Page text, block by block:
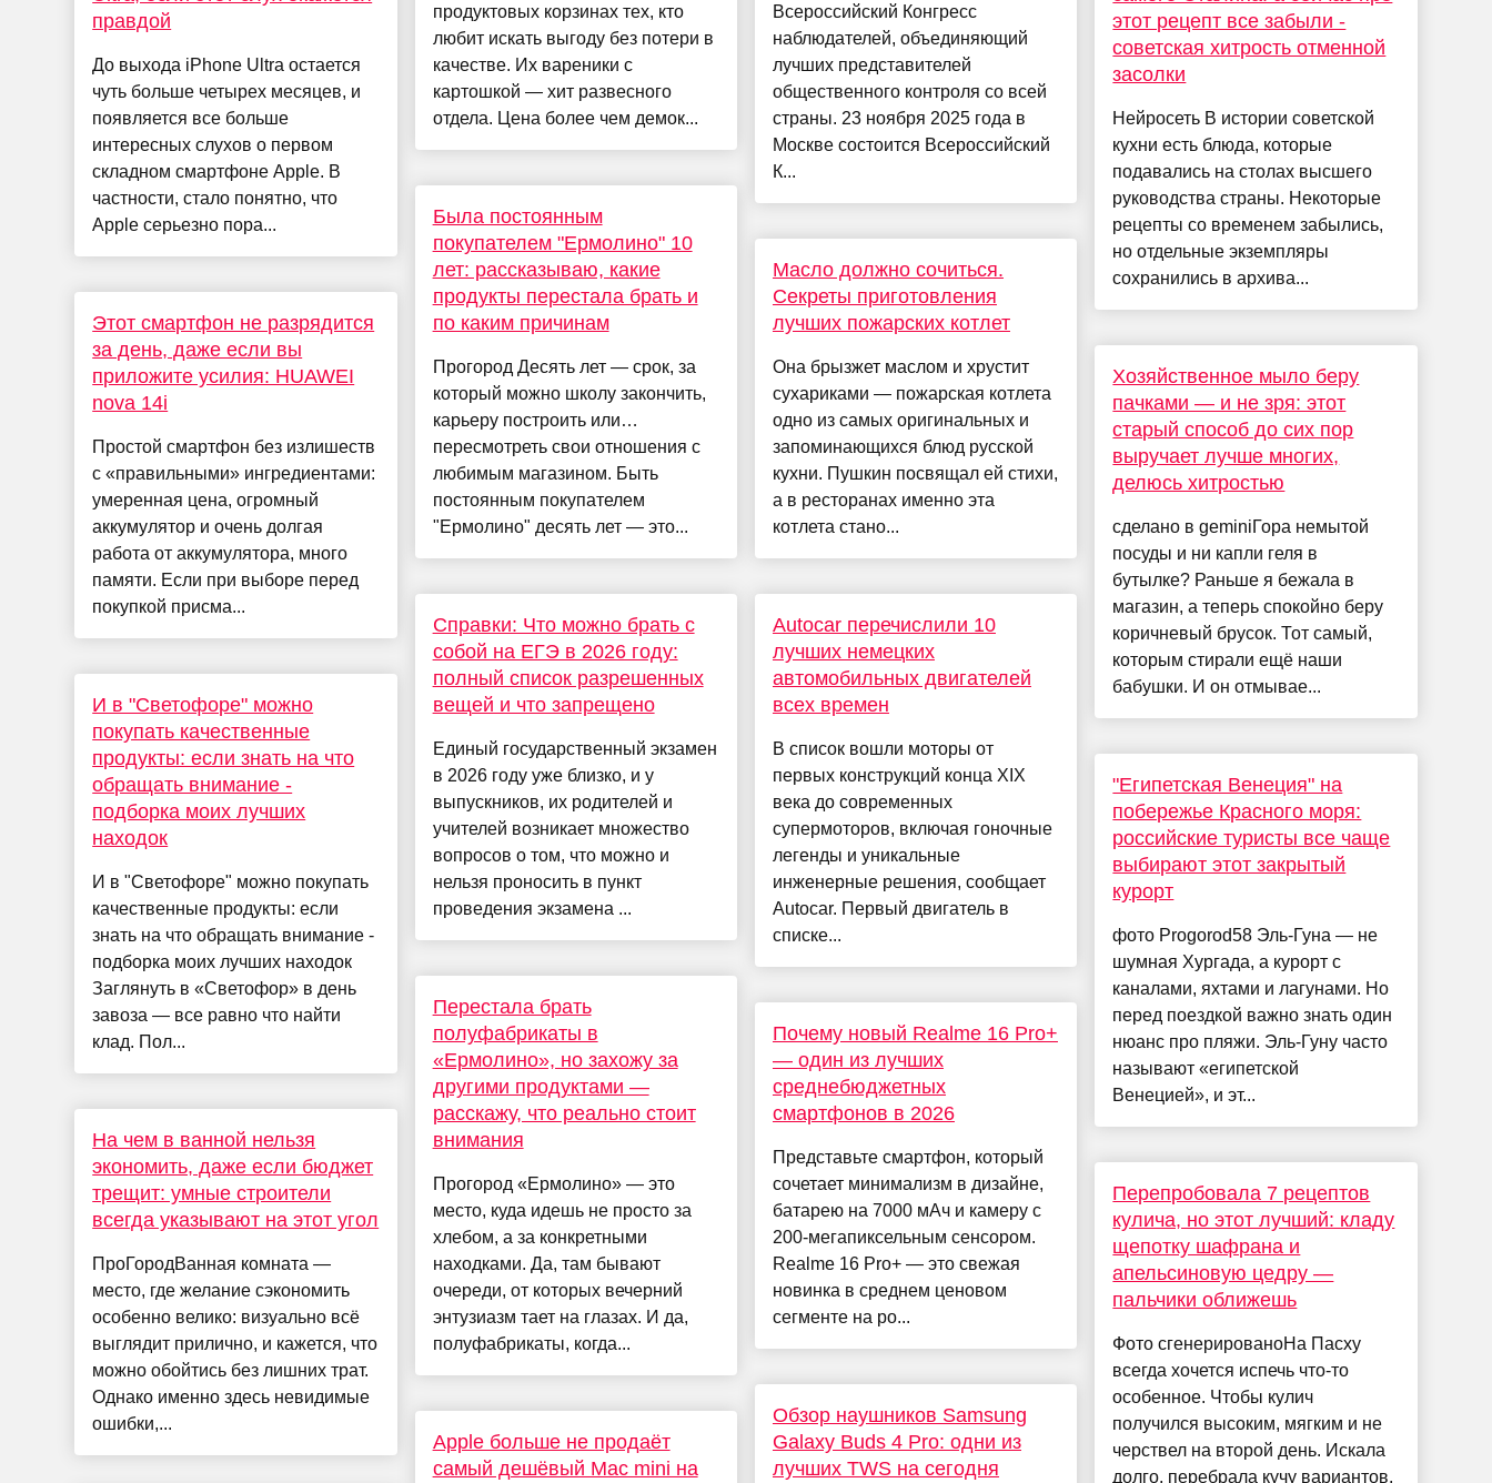
правдой
До выхода iPhone Ultra остается
чуть больше четырех месяцев, и
появляется все больше
интересных слухов о первом
складном смартфоне Apple. В
частности, стало понятно, что
Apple серьезно пора...
Этот смартфон не разрядится
за день, даже если вы
приложите усилия: HUAWEI
nova 14i
Простой смартфон без излишеств
с «правильными» ингредиентами:
умеренная цена, огромный
аккумулятор и очень долгая
работа от аккумулятора, много
памяти. Если при выборе перед
покупкой присма...
И в "Светофоре" можно
покупать качественные
продукты: если знать на что
обращать внимание -
подборка моих лучших
находок
И в "Светофоре" можно покупать
качественные продукты: если
знать на что обращать внимание -
подборка моих лучших находок
Заглянуть в «Светофор» в день
завоза — все равно что найти
клад. Пол...
На чем в ванной нельзя
экономить, даже если бюджет
трещит: умные строители
всегда указывают на этот угол
ПроГородВанная комната —
место, где желание сэкономить
особенно велико: визуально всё
выглядит прилично, и кажется, что
можно обойтись без лишних трат.
Однако именно здесь невидимые
ошибки,...
продуктовых корзинах тех, кто
любит искать выгоду без потери в
качестве. Их вареники с
картошкой — хит развесного
отдела. Цена более чем демок...
Была постоянным
покупателем "Ермолино" 10
лет: рассказываю, какие
продукты перестала брать и
по каким причинам
Прогород Десять лет — срок, за
который можно школу закончить,
карьеру построить или…
пересмотреть свои отношения с
любимым магазином. Быть
постоянным покупателем
"Ермолино" десять лет — это...
Справки: Что можно брать с
собой на ЕГЭ в 2026 году:
полный список разрешенных
вещей и что запрещено
Единый государственный экзамен
в 2026 году уже близко, и у
выпускников, их родителей и
учителей возникает множество
вопросов о том, что можно и
нельзя проносить в пункт
проведения экзамена ...
Перестала брать
полуфабрикаты в
«Ермолино», но захожу за
другими продуктами —
расскажу, что реально стоит
внимания
Прогород «Ермолино» — это
место, куда идешь не просто за
хлебом, а за конкретными
находками. Да, там бывают
очереди, от которых вечерний
энтузиазм тает на глазах. И да,
полуфабрикаты, когда...
Apple больше не продаёт
самый дешёвый Mac mini на
Всероссийский Конгресс
наблюдателей, объединяющий
лучших представителей
общественного контроля со всей
страны. 23 ноября 2025 года в
Москве состоится Всероссийский
К...
Масло должно сочиться.
Секреты приготовления
лучших пожарских котлет
Она брызжет маслом и хрустит
сухариками — пожарская котлета
одно из самых оригинальных и
запоминающихся блюд русской
кухни. Пушкин посвящал ей стихи,
а в ресторанах именно эта
котлета стано...
Autocar перечислили 10
лучших немецких
автомобильных двигателей
всех времен
В список вошли моторы от
первых конструкций конца XIX
века до современных
супермоторов, включая гоночные
легенды и уникальные
инженерные решения, сообщает
Autocar. Первый двигатель в
списке...
Почему новый Realme 16 Pro+
— один из лучших
среднебюджетных
смартфонов в 2026
Представьте смартфон, который
сочетает минимализм в дизайне,
батарею на 7000 мАч и камеру с
200-мегапиксельным сенсором.
Realme 16 Pro+ — это свежая
новинка в среднем ценовом
сегменте на ро...
Обзор наушников Samsung
Galaxy Buds 4 Pro: одни из
лучших TWS на сегодня
этот рецепт все забыли -
советская хитрость отменной
засолки
Нейросеть В истории советской
кухни есть блюда, которые
подавались на столах высшего
руководства страны. Некоторые
рецепты со временем забылись,
но отдельные экземпляры
сохранились в архива...
Хозяйственное мыло беру
пачками — и не зря: этот
старый способ до сих пор
выручает лучше многих,
делюсь хитростью
сделано в geminiГора немытой
посуды и ни капли геля в
бутылке? Раньше я бежала в
магазин, а теперь спокойно беру
коричневый брусок. Тот самый,
которым стирали ещё наши
бабушки. И он отмывае...
"Египетская Венеция" на
побережье Красного моря:
российские туристы все чаще
выбирают этот закрытый
курорт
фото Progorod58 Эль-Гуна — не
шумная Хургада, а курорт с
каналами, яхтами и лагунами. Но
перед поездкой важно знать один
нюанс про пляжи. Эль-Гуну часто
называют «египетской
Венецией», и эт...
Перепробовала 7 рецептов
кулича, но этот лучший: кладу
щепотку шафрана и
апельсиновую цедру —
пальчики оближешь
Фото сгенерированоНа Пасху
всегда хочется испечь что-то
особенное. Чтобы кулич
получился высоким, мягким и не
черствел на второй день. Искала
долго, перебрала кучу вариантов.